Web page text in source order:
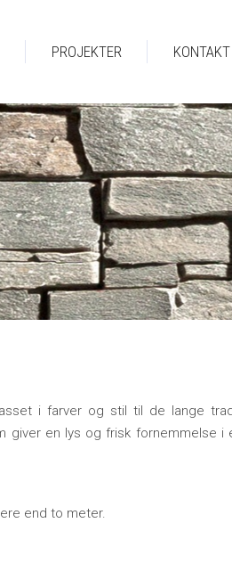
PROJEKTER KONTAKT
i farver og stil til de lange
giver en lys og frisk fornemmelse i
end to meter.